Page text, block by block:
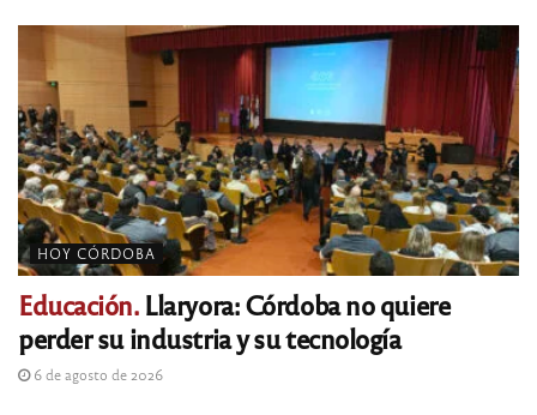
HOY CÓRDOBA
Educación.Llaryora: Córdoba no quiere
perder su industria y su tecnología
6 de agosto de 2026